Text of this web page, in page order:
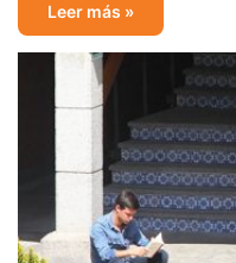
Leer más »